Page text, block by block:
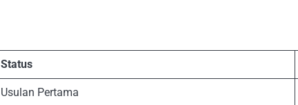
Status
Usulan Pertama